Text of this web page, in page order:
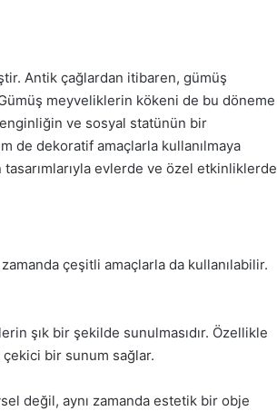
Antik çağlardan itibaren, gümüş
meyveliklerin kökeni de bu döneme
ve sosyal statünün bir
de dekoratif amaçlarla kullanılmaya
evlerde ve özel etkinliklerde
çeşitli amaçlarla da kullanılabilir.
şık bir şekilde sunulmasıdır. Özellikle
bir sunum sağlar.
değil, aynı zamanda estetik bir obje